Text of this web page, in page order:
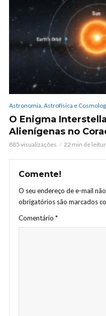
Astronomia, Astrofísica e
O Enigma
Alienígenas no
885 visualizações 22 min de
Comente!
O seu endereço de e-mail
obrigatórios são marcados
Comentário *